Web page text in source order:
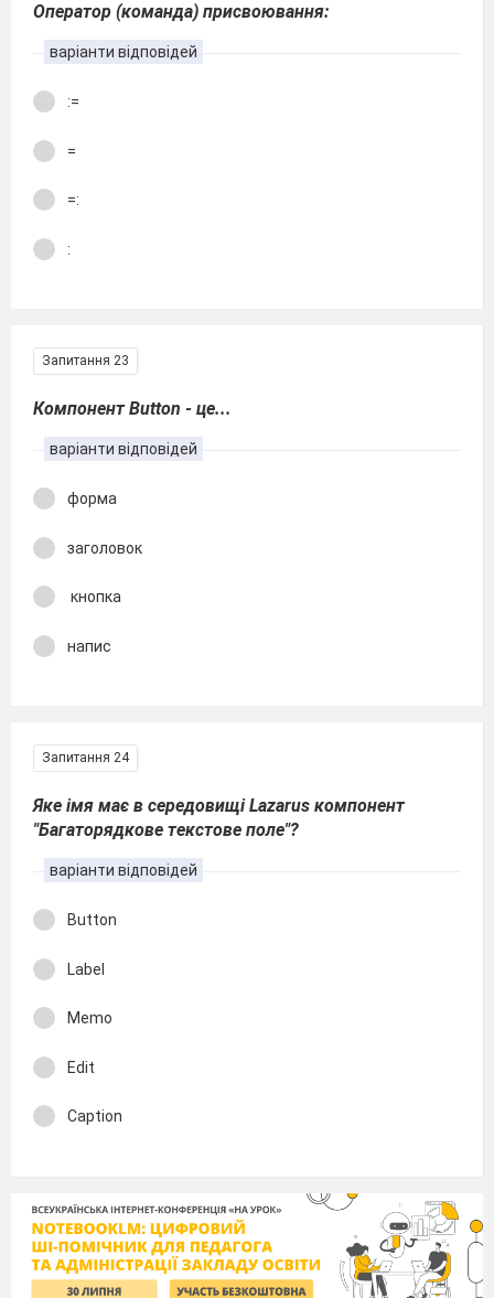
Оператор (команда) присвоювання:
варіанти відповідей
:=
=
=:
:
Запитання 23
Компонент Button - це...
варіанти відповідей
форма
заголовок
кнопка
напис
Запитання 24
Яке імя має в середовищі Lazarus компонент
"Багаторядкове текстове поле"?
варіанти відповідей
Button
Label
Memo
Edit
Caption